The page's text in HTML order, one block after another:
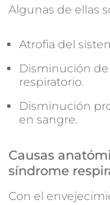
Algunas de ellas
Atrofia del
Disminución
respiratorio.
Disminución
en sangre.
Causas
síndrome
Con el